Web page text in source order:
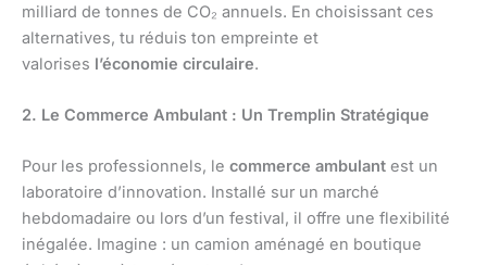
milliard de tonnes de CO₂ annuels. En choisissant ces
alternatives, tu réduis ton empreinte et
valorises l’économie circulaire.
2. Le Commerce Ambulant : Un Tremplin Stratégique
Pour les professionnels, le commerce ambulant est un
laboratoire d’innovation. Installé sur un marché
hebdomadaire ou lors d’un festival, il offre une flexibilité
inégalée. Imagine : un camion aménagé en boutique